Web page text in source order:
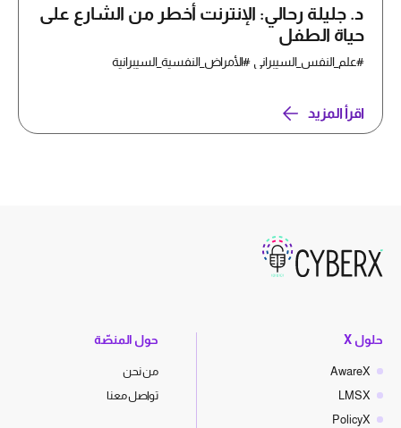
د. جليلة رحالي: الإنترنت أخطر من الشارع على
حياة الطفل
#علم_النفس_السيبراني #الأمراض_النفسية_السيبرانية
اقرأ المزيد
حلول X
AwareX
LMSX
PolicyX
حول المنصّة
من نحن
تواصل معنا